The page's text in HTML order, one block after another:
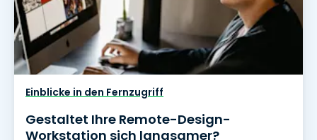
Einblicke in den Fernzugriff
Gestaltet Ihre Remote-Design-
Workstation sich langsamer?